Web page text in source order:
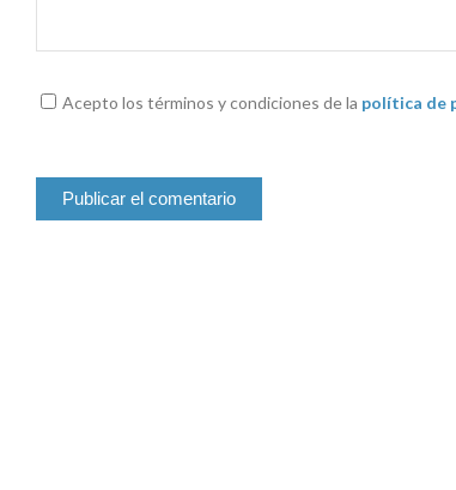
Acepto los términos y condiciones de la política de